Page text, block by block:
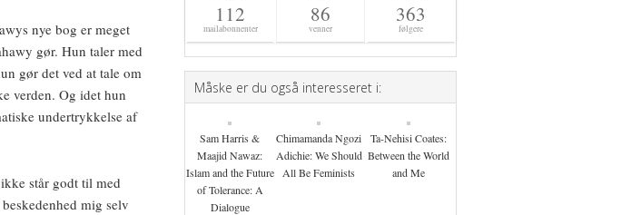
nye bog er meget
gør. Hun taler med
gør det ved at tale om
verden. Og idet hun
undertrykkelse af
står godt til med
mig selv
112
mailabonnenter
86
venner
363
følgere
Måske er du også interesseret i:
Sam Harris &
Maajid Nawaz:
Islam and the Future
of Tolerance: A
Dialogue
Chimamanda Ngozi
Adichie: We Should
All Be Feminists
Ta-Nehisi Coates:
Between the World
and Me